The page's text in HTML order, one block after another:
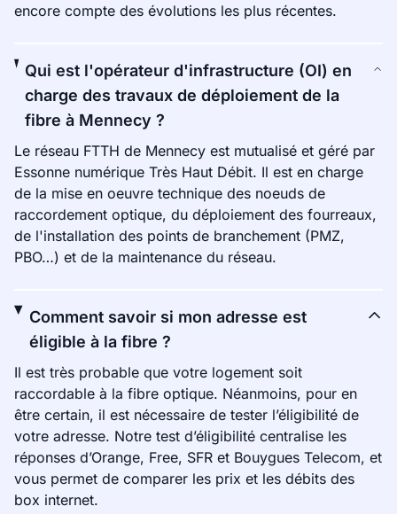
encore compte des évolutions les plus récentes.
Qui est l'opérateur d'infrastructure (OI) en
charge des travaux de déploiement de la
fibre à Mennecy ?
Le réseau FTTH de Mennecy est mutualisé et géré par
Essonne numérique Très Haut Débit. Il est en charge
de la mise en oeuvre technique des noeuds de
raccordement optique, du déploiement des fourreaux,
de l'installation des points de branchement (PMZ,
PBO…) et de la maintenance du réseau.
Comment savoir si mon adresse est
éligible à la fibre ?
Il est très probable que votre logement soit
raccordable à la fibre optique. Néanmoins, pour en
être certain, il est nécessaire de tester l’éligibilité de
votre adresse. Notre test d’éligibilité centralise les
réponses d’Orange, Free, SFR et Bouygues Telecom, et
vous permet de comparer les prix et les débits des
box internet.